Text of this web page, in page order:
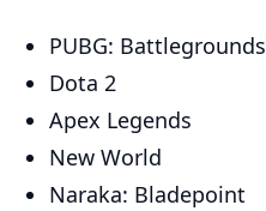
PUBG: Battlegrounds
Dota 2
Apex Legends
New World
Naraka: Bladepoint